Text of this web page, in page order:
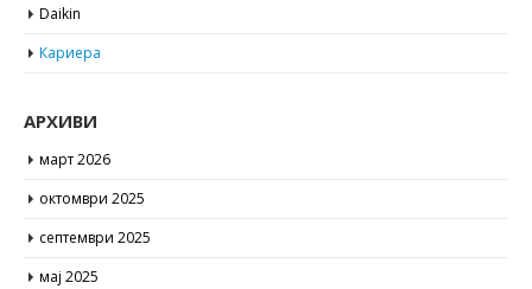
Daikin
Кариера
АРХИВИ
март 2026
октомври 2025
септември 2025
мај 2025